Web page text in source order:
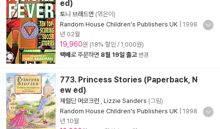
ed)
토니 브래드먼 (엮은이)
Random House Children's Publishers UK
1998
년 02월
19,960원 (18% 할인 / 1,000원)
택배로 주문하면 8월 19일 출고 변경
773. Princess Stories (Paperback, N
ew ed)
제럴딘 머코크런 Lizzie Sanders (그림)
Random House Children's Publishers UK
1998
년 10월